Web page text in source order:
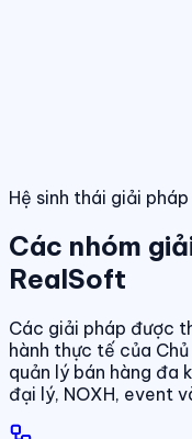
Hệ sinh thái giải pháp
Các nhóm
RealSoft
Các giải pháp được
hành thực tế của
quản lý bán hàng đa
đại lý, NOXH, event